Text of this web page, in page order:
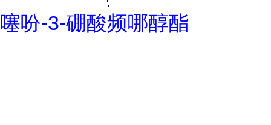
噻吩-3-硼酸频哪醇酯